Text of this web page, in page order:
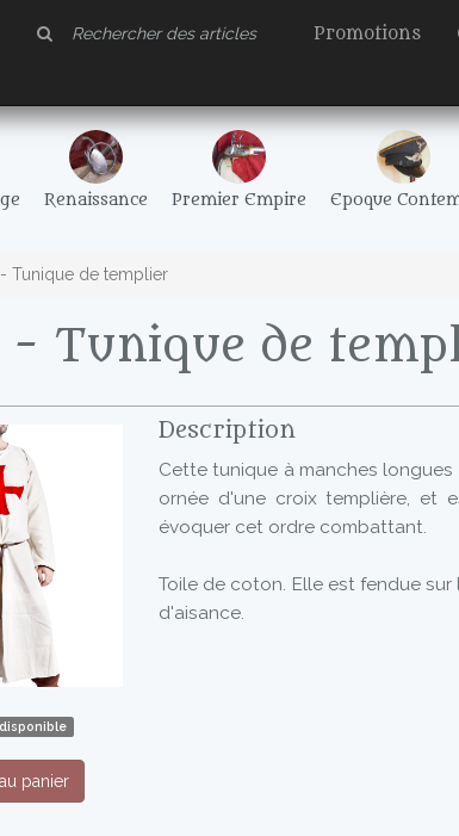
Promotions
Renaissance Premier Empire Epoque
Tunique de templier
- Tunique de
panier
Description
Cette tunique à manches longues
ornée d'une croix templière, et
évoquer cet ordre combattant.
Toile de coton. Elle est fendue
d'aisance.